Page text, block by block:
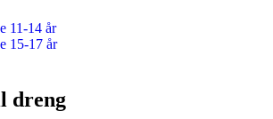
11-14 år
15-17 år
dreng